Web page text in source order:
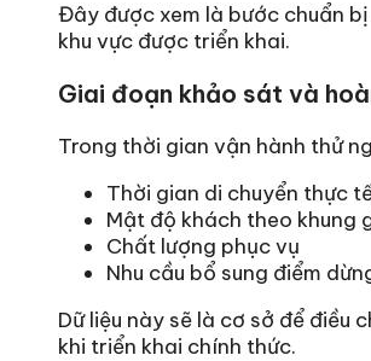
Đây được xem là bước chuẩn
khu vực được triển khai.
Giai đoạn khảo sát và
Trong thời gian vận hành thử
Thời gian di chuyển thực
Mật độ khách theo khung
Chất lượng phục vụ
Nhu cầu bổ sung điểm
Dữ liệu này sẽ là cơ sở để
khi triển khai chính thức.